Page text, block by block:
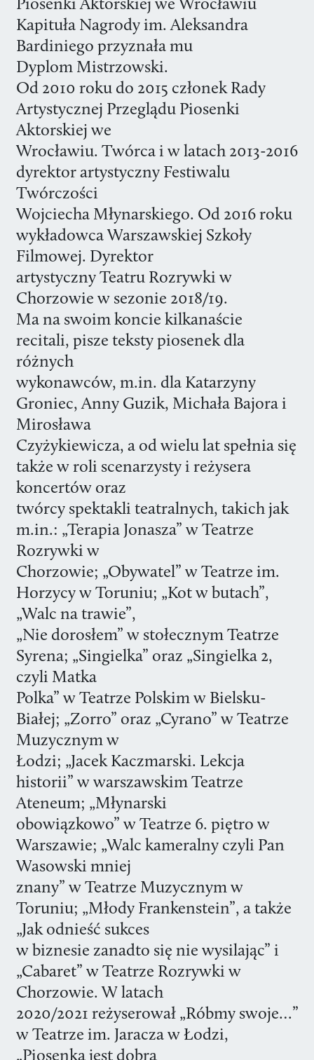
Kapituła Nagrody im. Aleksandra
Bardiniego przyznała mu
Dyplom Mistrzowski.
Od 2010 roku do 2015 członek Rady
Artystycznej Przeglądu Piosenki
Aktorskiej we
Wrocławiu. Twórca i w latach 2013-2016
dyrektor artystyczny Festiwalu
Twórczości
Wojciecha Młynarskiego. Od 2016 roku
wykładowca Warszawskiej Szkoły
Filmowej. Dyrektor
artystyczny Teatru Rozrywki w
Chorzowie w sezonie 2018/19.
Ma na swoim koncie kilkanaście
recitali, pisze teksty piosenek dla
różnych
wykonawców, m.in. dla Katarzyny
Groniec, Anny Guzik, Michała Bajora i
Mirosława
Czyżykiewicza, a od wielu lat spełnia się
także w roli scenarzysty i reżysera
koncertów oraz
twórcy spektakli teatralnych, takich jak
m.in.: „Terapia Jonasza” w Teatrze
Rozrywki w
Chorzowie; „Obywatel” w Teatrze im.
Horzycy w Toruniu; „Kot w butach”,
„Walc na trawie”,
„Nie dorosłem” w stołecznym Teatrze
Syrena; „Singielka” oraz „Singielka 2,
czyli Matka
Polka” w Teatrze Polskim w Bielsku-
Białej; „Zorro” oraz „Cyrano” w Teatrze
Muzycznym w
Łodzi; „Jacek Kaczmarski. Lekcja
historii” w warszawskim Teatrze
Ateneum; „Młynarski
obowiązkowo” w Teatrze 6. piętro w
Warszawie; „Walc kameralny czyli Pan
Wasowski mniej
znany” w Teatrze Muzycznym w
Toruniu; „Młody Frankenstein”, a także
„Jak odnieść sukces
w biznesie zanadto się nie wysilając” i
„Cabaret” w Teatrze Rozrywki w
Chorzowie. W latach
2020/2021 reżyserował „Róbmy swoje…”
w Teatrze im. Jaracza w Łodzi,
„Piosenka jest dobra